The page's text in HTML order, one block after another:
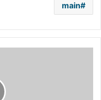
main